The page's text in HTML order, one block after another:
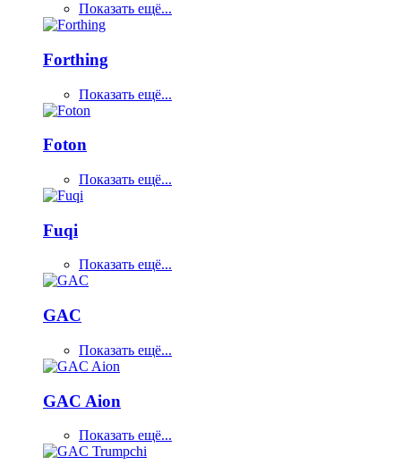
Показать ещё...
Forthing
Показать ещё...
Foton
Показать ещё...
Fuqi
Показать ещё...
GAC
Показать ещё...
GAC Aion
Показать ещё...